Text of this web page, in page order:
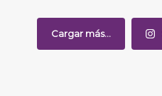
Cargar más...